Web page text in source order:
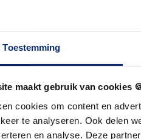
Toestemming
maakt gebruik van cookies
cookies om content en
te analyseren. Ook delen
en analyse. Deze